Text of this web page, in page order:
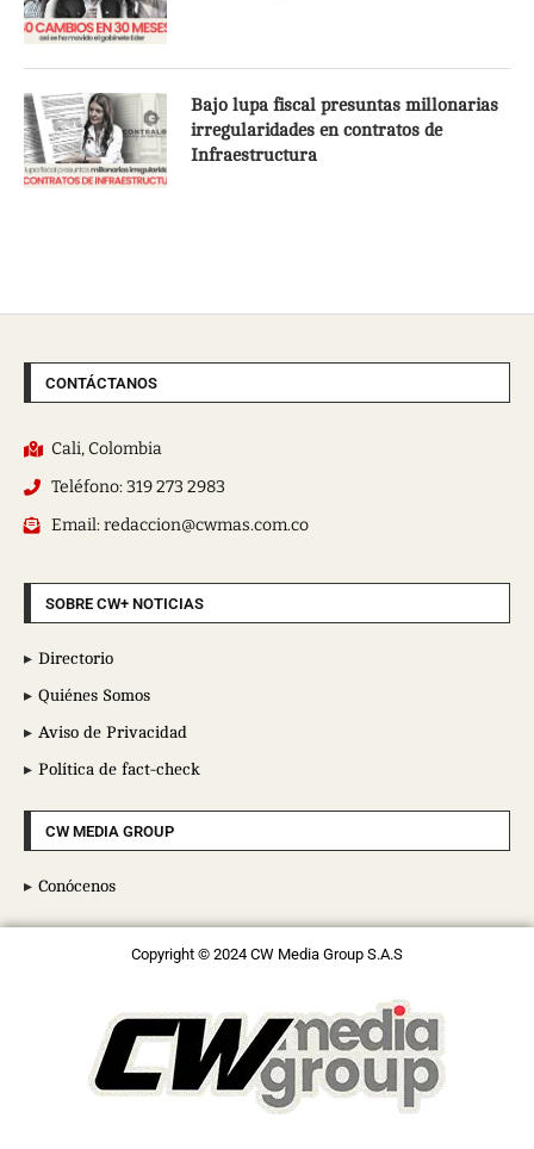
Bajo lupa fiscal presuntas millonarias
irregularidades en contratos de
Infraestructura
CONTÁCTANOS
Cali, Colombia
Teléfono: 319 273 2983
Email: redaccion@cwmas.com.co
SOBRE CW+ NOTICIAS
Directorio
Quiénes Somos
Aviso de Privacidad
Política de fact-check
CW MEDIA GROUP
Conócenos
Copyright © 2024 CW Media Group S.A.S